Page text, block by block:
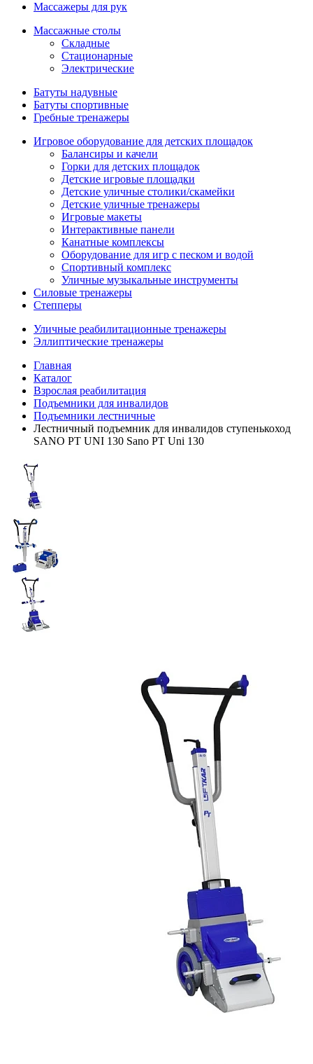
Массажеры для рук
Массажные столы
Складные
Стационарные
Электрические
Батуты надувные
Батуты спортивные
Гребные тренажеры
Игровое оборудование для детских площадок
Балансиры и качели
Горки для детских площадок
Детские игровые площадки
Детские уличные столики/скамейки
Детские уличные тренажеры
Игровые макеты
Интерактивные панели
Канатные комплексы
Оборудование для игр с песком и водой
Спортивный комплекс
Уличные музыкальные инструменты
Силовые тренажеры
Степперы
Уличные реабилитационные тренажеры
Эллиптические тренажеры
Главная
Каталог
Взрослая реабилитация
Подъемники для инвалидов
Подъемники лестничные
Лестничный подъемник для инвалидов ступенькоход
SANO PT UNI 130 Sano PT Uni 130